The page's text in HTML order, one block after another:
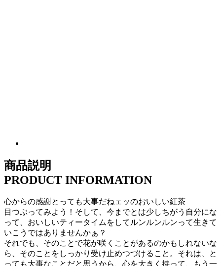
商品説明
PRODUCT INFORMATION
心からの感謝とっても大事だねェッのおいしい紅茶
目つぶってみよう！そして、今までとは少しちがう自分にな
って、おいしいティータイムをしてルンルンルンって生きて
いこうではありませんかぁ？
それでも、そのことで花が咲くことがあるのかもしれないな
ら、そのことをしっかり受け止めつづけること。それは、と
っても大事なことだと思うから、心を大きく持って、もう一